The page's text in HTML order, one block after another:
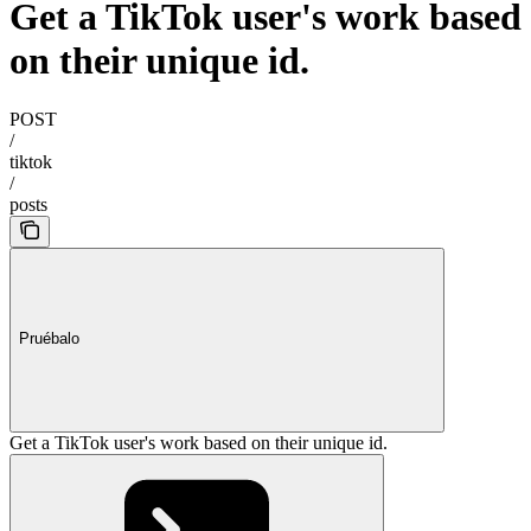
Get a TikTok user's work based
on their unique id.
POST
/
tiktok
/
posts
Pruébalo
Get a TikTok user's work based on their unique id.